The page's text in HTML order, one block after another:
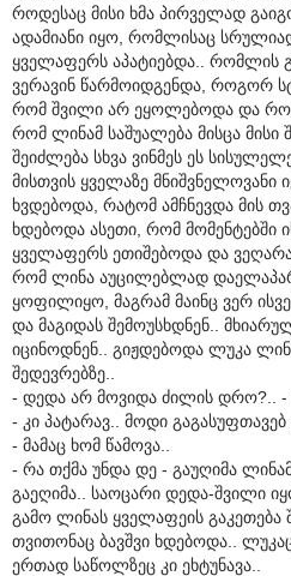
როდესაც მისი ხმა პირველად
ადამიანი იყო, რომლისაც
ყველაფერს აპატიებდა.. რომლის
ვერავინ წარმოიდგენდა, როგორ
რომ შვილი არ ეყოლებოდა და
რომ ლინამ საშუალება მისცა მისი
შეიძლება სხვა ვინმეს ეს
მისთვის ყველაზე
ხვდებოდა, რატომ ამჩნევდა მის
ხდებოდა ასეთი, რომ
ყველაფერს ეთიშებოდა და
რომ ლინა აუცილებლად
ყოფილიყო, მაგრამ მაინც ვერ
და მაგიდას შემოუსხდნენ..
იცინოდნენ.. გიჟდებოდა ლუკა
შედევრებზე..
- დედა არ მოვიდა ძილის დრო?.. -
- კი პატარავ.. მოდი გაგასუფთავებ
- მამაც ხომ წამოვა..
- რა თქმა უნდა დე - გაუღიმა
გაეღიმა.. საოცარი დედა-შვილი
გამო ლინას ყველაფეის
თვითონაც ბავშვი ხდებოდა..
ერთად საწოლზეც კი ეხტუნავა..